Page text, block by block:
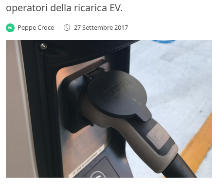
operatori della ricarica EV.
Peppe Croce - 27 Settembre 2017